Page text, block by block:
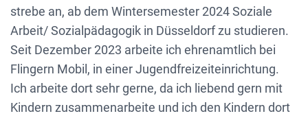
strebe an, ab dem Wintersemester 2024 Soziale
Arbeit/ Sozialpädagogik in Düsseldorf zu studieren.
Seit Dezember 2023 arbeite ich ehrenamtlich bei
Flingern Mobil, in einer Jugendfreizeiteinrichtung.
Ich arbeite dort sehr gerne, da ich liebend gern mit
Kindern zusammenarbeite und ich den Kindern dort